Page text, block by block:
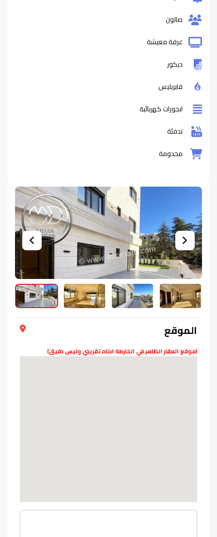
الموقع
(موقع العقار الظاهر في الخارطة ادناه تقريبي وليس دقيق)
صالون
غرفة معيشة
ديكور
فايربليس
ابجورات كهربائية
تدفئة
مخدومة